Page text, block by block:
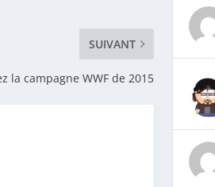
SUIVANT
la campagne WWF de 2015